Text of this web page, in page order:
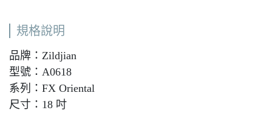
規格說明
品牌：Zildjian
型號：A0618
系列：FX Oriental
尺寸：18 吋